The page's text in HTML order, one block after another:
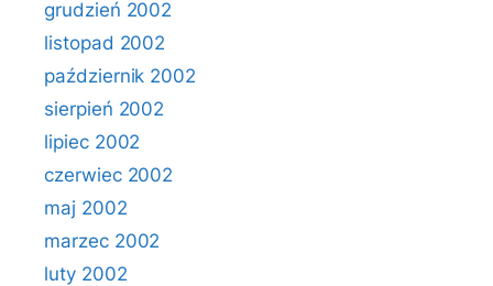
grudzień 2002
listopad 2002
październik 2002
sierpień 2002
lipiec 2002
czerwiec 2002
maj 2002
marzec 2002
luty 2002